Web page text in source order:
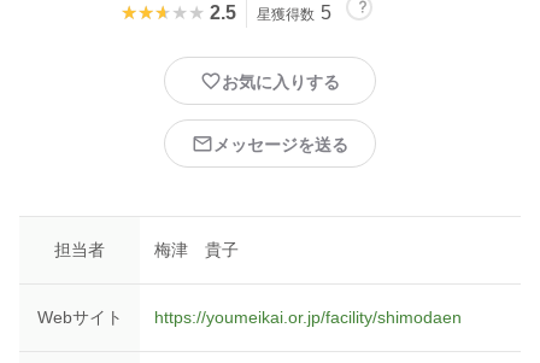
★★★★★
★★★★★ 2.5 星獲得数 5
お気に入りする
メッセージを送る
担当者 梅津 貴子
Webサイト https://youmeikai.or.jp/facility/shimodaen